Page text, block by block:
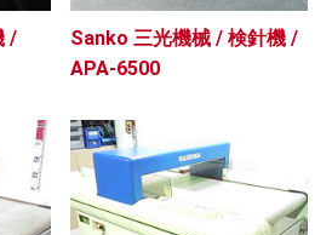
/
Sanko 三光機械 / 検針機 /
APA-6500